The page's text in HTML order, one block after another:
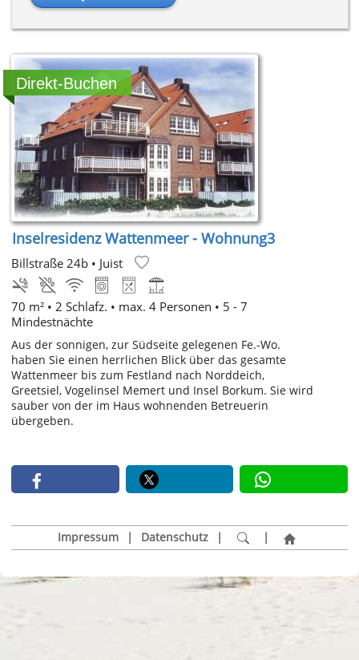
Ostfriesische Küste
Inselresidenz Wattenmeer - Wohnung3
Billstraße 24b • Juist
70 m² • 2 Schlafz. • max. 4 Personen • 5 - 7
Mindestnächte
Aus der sonnigen, zur Südseite gelegenen Fe.-Wo.
haben Sie einen herrlichen Blick über das gesamte
Wattenmeer bis zum Festland nach Norddeich,
Greetsiel, Vogelinsel Memert und Insel Borkum. Sie wird
sauber von der im Haus wohnenden Betreuerin
übergeben.
Impressum | Datenschutz | |